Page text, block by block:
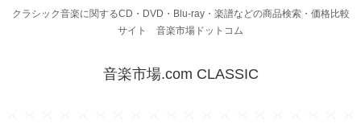
クラシック音楽に関するCD・DVD・Blu-ray・楽譜などの商品検索・価格比較
サイト 音楽市場ドットコム
音楽市場.com CLASSIC